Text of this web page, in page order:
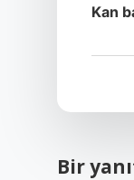
Kan
Bir